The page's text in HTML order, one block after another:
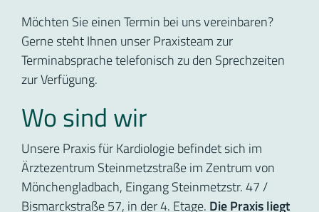
Möchten Sie einen Termin bei uns vereinbaren?
Gerne steht Ihnen unser Praxisteam zur
Terminabsprache telefonisch zu den Sprechzeiten
zur Verfügung.
Wo sind wir
Unsere Praxis für Kardiologie befindet sich im
Ärztezentrum Steinmetzstraße im Zentrum von
Mönchengladbach, Eingang Steinmetzstr. 47 /
Bismarckstraße 57, in der 4. Etage. Die Praxis liegt